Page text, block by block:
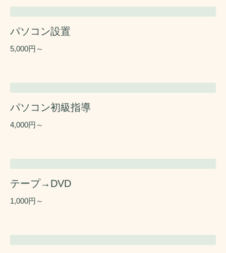
パソコン設置
5,000円～
パソコン初級指導
4,000円～
テープ→DVD
1,000円～